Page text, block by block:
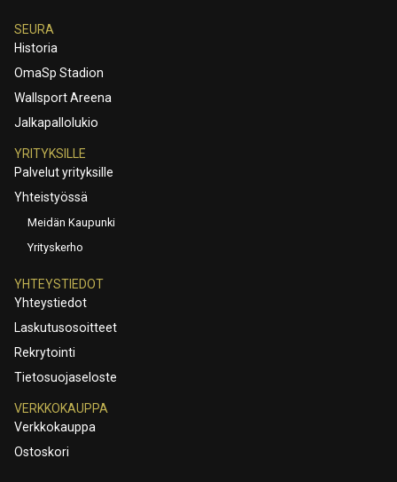
SEURA
Historia
OmaSp Stadion
Wallsport Areena
Jalkapallolukio
YRITYKSILLE
Palvelut yrityksille
Yhteistyössä
Meidän Kaupunki
Yrityskerho
YHTEYSTIEDOT
Yhteystiedot
Laskutusosoitteet
Rekrytointi
Tietosuojaseloste
VERKKOKAUPPA
Verkkokauppa
Ostoskori